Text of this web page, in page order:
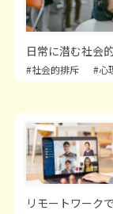
日常に潜む社会
#社会的排斥 #心
リモートワーク